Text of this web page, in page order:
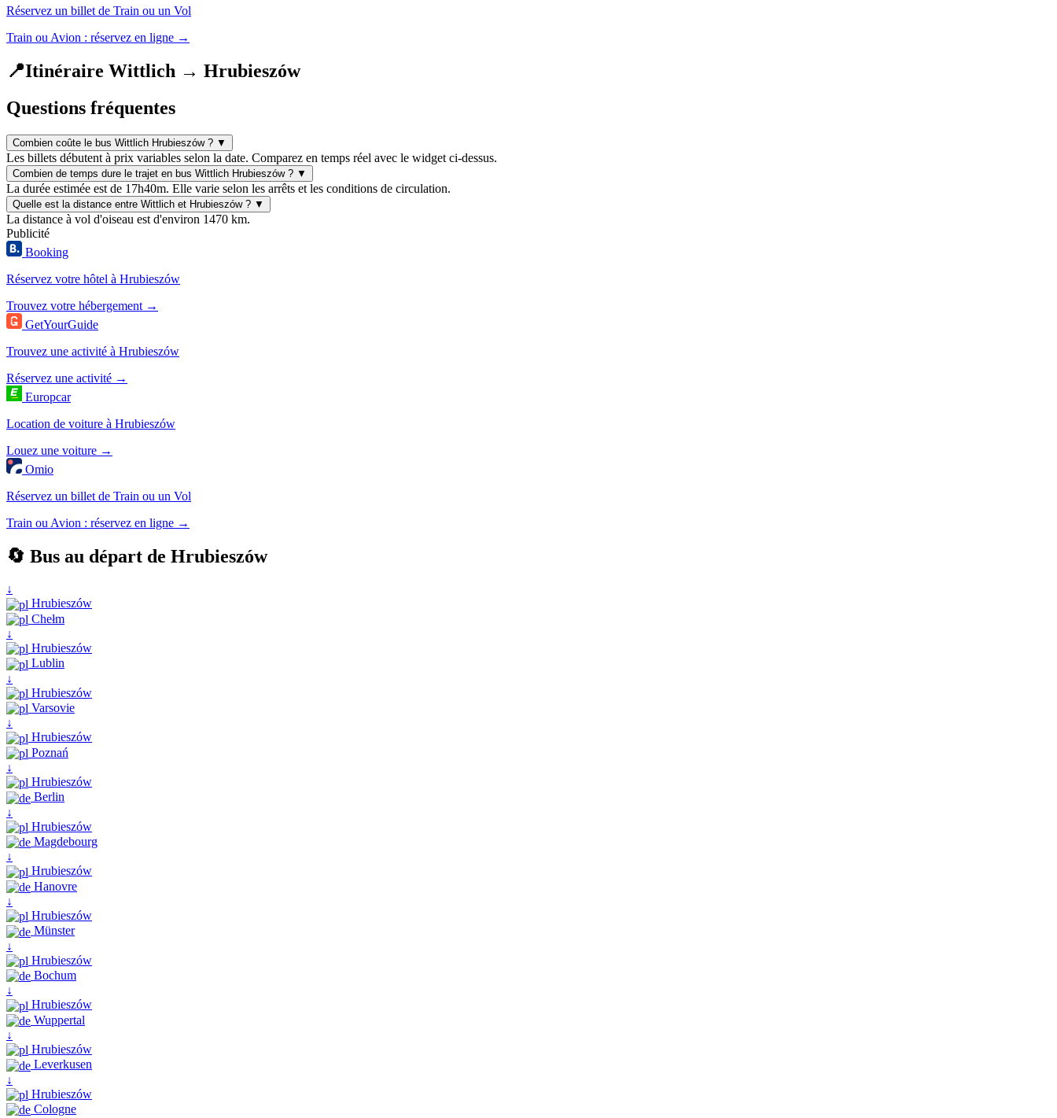
Réservez un billet de Train ou un Vol
Train ou Avion : réservez en ligne →
📍Itinéraire Wittlich → Hrubieszów
Questions fréquentes
Combien coûte le bus Wittlich Hrubieszów ? ▼
Les billets débutent à prix variables selon la date. Comparez en temps réel avec le widget ci-dessus.
Combien de temps dure le trajet en bus Wittlich Hrubieszów ? ▼
La durée estimée est de 17h40m. Elle varie selon les arrêts et les conditions de circulation.
Quelle est la distance entre Wittlich et Hrubieszów ? ▼
La distance à vol d'oiseau est d'environ 1470 km.
Publicité
Booking
Réservez votre hôtel à Hrubieszów
Trouvez votre hébergement →
GetYourGuide
Trouvez une activité à Hrubieszów
Réservez une activité →
Europcar
Location de voiture à Hrubieszów
Louez une voiture →
Omio
Réservez un billet de Train ou un Vol
Train ou Avion : réservez en ligne →
🔄 Bus au départ de Hrubieszów
↓
Hrubieszów
Chełm
↓
Hrubieszów
Lublin
↓
Hrubieszów
Varsovie
↓
Hrubieszów
Poznań
↓
Hrubieszów
Berlin
↓
Hrubieszów
Magdebourg
↓
Hrubieszów
Hanovre
↓
Hrubieszów
Münster
↓
Hrubieszów
Bochum
↓
Hrubieszów
Wuppertal
↓
Hrubieszów
Leverkusen
↓
Hrubieszów
Cologne